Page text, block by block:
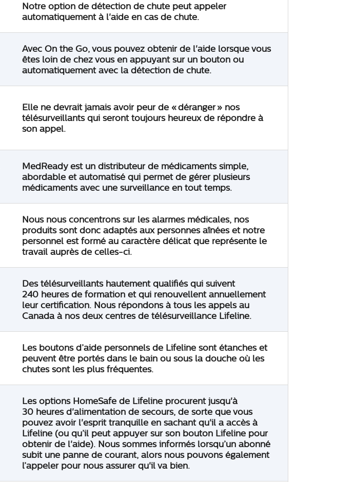
Notre option de détection de chute peut appeler
automatiquement à l'aide en cas de chute.
Avec On the Go, vous pouvez obtenir de l'aide lorsque vous
êtes loin de chez vous en appuyant sur un bouton ou
automatiquement avec la détection de chute.
Elle ne devrait jamais avoir peur de « déranger » nos
télésurveillants qui seront toujours heureux de répondre à
son appel.
MedReady est un distributeur de médicaments simple,
abordable et automatisé qui permet de gérer plusieurs
médicaments avec une surveillance en tout temps.
Nous nous concentrons sur les alarmes médicales, nos
produits sont donc adaptés aux personnes aînées et notre
personnel est formé au caractère délicat que représente le
travail auprès de celles-ci.
Des télésurveillants hautement qualifiés qui suivent
240 heures de formation et qui renouvellent annuellement
leur certification. Nous répondons à tous les appels au
Canada à nos deux centres de télésurveillance Lifeline.
Les boutons d’aide personnels de Lifeline sont étanches et
peuvent être portés dans le bain ou sous la douche où les
chutes sont les plus fréquentes.
Les options HomeSafe de Lifeline procurent jusqu'à
30 heures d'alimentation de secours, de sorte que vous
pouvez avoir l'esprit tranquille en sachant qu'il a accès à
Lifeline (ou qu’il peut appuyer sur son bouton Lifeline pour
obtenir de l'aide). Nous sommes informés lorsqu’un abonné
subit une panne de courant, alors nous pouvons également
l’appeler pour nous assurer qu'il va bien.